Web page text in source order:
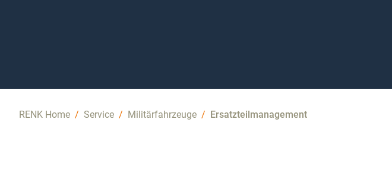
RENK Home / Service / Militärfahrzeuge / Ersatzteilmanagement